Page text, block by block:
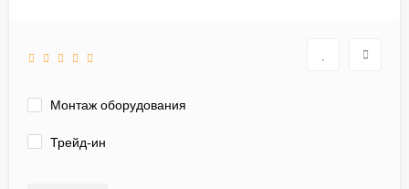
Монтаж оборудования
Трейд-ин